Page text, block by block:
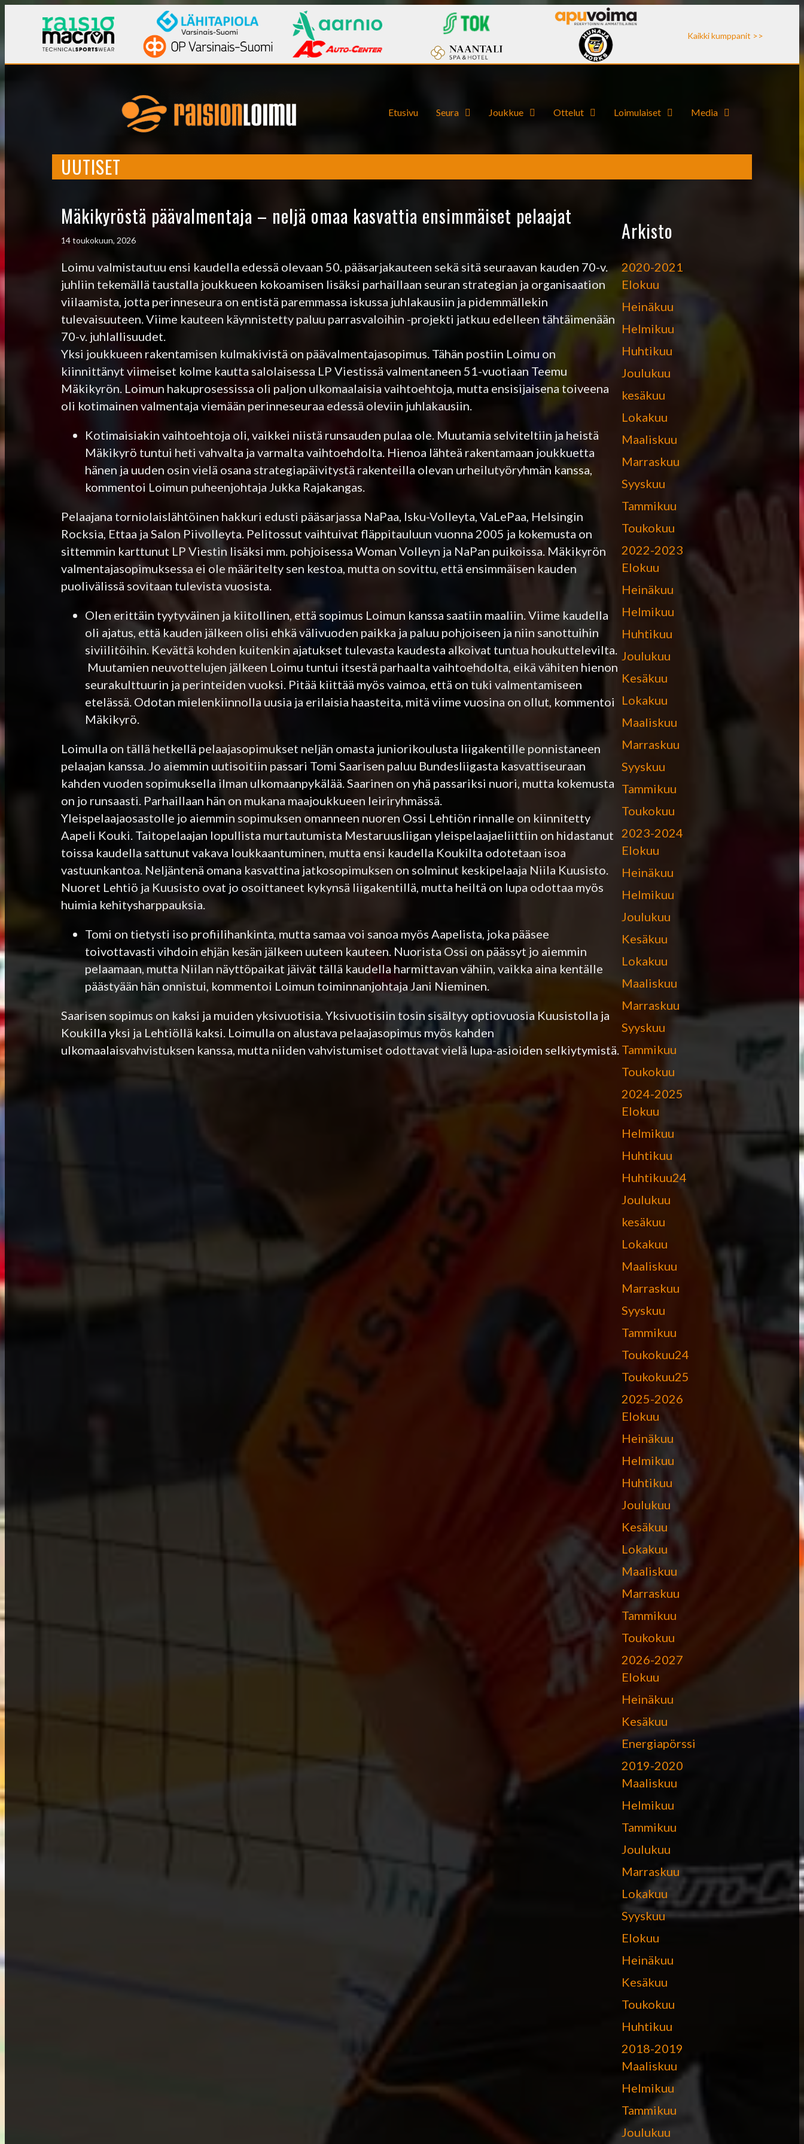
Kaikki kumppanit >>
Etusivu Seura Joukkue Ottelut Loimulaiset Media
UUTISET
Mäkikyröstä päävalmentaja – neljä omaa kasvattia ensimmäiset pelaajat
14 toukokuun, 2026
Loimu valmistautuu ensi kaudella edessä olevaan 50. pääsarjakauteen sekä sitä seuraavan kauden 70-v.
juhliin tekemällä taustalla joukkueen kokoamisen lisäksi parhaillaan seuran strategian ja organisaation
viilaamista, jotta perinneseura on entistä paremmassa iskussa juhlakausiin ja pidemmällekin
tulevaisuuteen. Viime kauteen käynnistetty paluu parrasvaloihin -projekti jatkuu edelleen tähtäimenään
70-v. juhlallisuudet.
Yksi joukkueen rakentamisen kulmakivistä on päävalmentajasopimus. Tähän postiin Loimu on
kiinnittänyt viimeiset kolme kautta salolaisessa LP Viestissä valmentaneen 51-vuotiaan Teemu
Mäkikyrön. Loimun hakuprosessissa oli paljon ulkomaalaisia vaihtoehtoja, mutta ensisijaisena toiveena
oli kotimainen valmentaja viemään perinneseuraa edessä oleviin juhlakausiin.
Kotimaisiakin vaihtoehtoja oli, vaikkei niistä runsauden pulaa ole. Muutamia selviteltiin ja heistä
Mäkikyrö tuntui heti vahvalta ja varmalta vaihtoehdolta. Hienoa lähteä rakentamaan joukkuetta
hänen ja uuden osin vielä osana strategiapäivitystä rakenteilla olevan urheilutyöryhmän kanssa,
kommentoi Loimun puheenjohtaja Jukka Rajakangas.
Pelaajana torniolaislähtöinen hakkuri edusti pääsarjassa NaPaa, Isku-Volleyta, VaLePaa, Helsingin
Rocksia, Ettaa ja Salon Piivolleyta. Pelitossut vaihtuivat fläppitauluun vuonna 2005 ja kokemusta on
sittemmin karttunut LP Viestin lisäksi mm. pohjoisessa Woman Volleyn ja NaPan puikoissa. Mäkikyrön
valmentajasopimuksessa ei ole määritelty sen kestoa, mutta on sovittu, että ensimmäisen kauden
puolivälissä sovitaan tulevista vuosista.
Olen erittäin tyytyväinen ja kiitollinen, että sopimus Loimun kanssa saatiin maaliin. Viime kaudella
oli ajatus, että kauden jälkeen olisi ehkä välivuoden paikka ja paluu pohjoiseen ja niin sanottuihin
siviilitöihin. Kevättä kohden kuitenkin ajatukset tulevasta kaudesta alkoivat tuntua houkuttelevilta.
Muutamien neuvottelujen jälkeen Loimu tuntui itsestä parhaalta vaihtoehdolta, eikä vähiten hienon
seurakulttuurin ja perinteiden vuoksi. Pitää kiittää myös vaimoa, että on tuki valmentamiseen
etelässä. Odotan mielenkiinnolla uusia ja erilaisia haasteita, mitä viime vuosina on ollut, kommentoi
Mäkikyrö.
Loimulla on tällä hetkellä pelaajasopimukset neljän omasta juniorikoulusta liigakentille ponnistaneen
pelaajan kanssa. Jo aiemmin uutisoitiin passari Tomi Saarisen paluu Bundesliigasta kasvattiseuraan
kahden vuoden sopimuksella ilman ulkomaanpykälää. Saarinen on yhä passariksi nuori, mutta kokemusta
on jo runsaasti. Parhaillaan hän on mukana maajoukkueen leiriryhmässä.
Yleispelaajaosastolle jo aiemmin sopimuksen omanneen nuoren Ossi Lehtiön rinnalle on kiinnitetty
Aapeli Kouki. Taitopelaajan lopullista murtautumista Mestaruusliigan yleispelaajaeliittiin on hidastanut
toissa kaudella sattunut vakava loukkaantuminen, mutta ensi kaudella Koukilta odotetaan isoa
vastuunkantoa. Neljäntenä omana kasvattina jatkosopimuksen on solminut keskipelaaja Niila Kuusisto.
Nuoret Lehtiö ja Kuusisto ovat jo osoittaneet kykynsä liigakentillä, mutta heiltä on lupa odottaa myös
huimia kehitysharppauksia.
Tomi on tietysti iso profiilihankinta, mutta samaa voi sanoa myös Aapelista, joka pääsee
toivottavasti vihdoin ehjän kesän jälkeen uuteen kauteen. Nuorista Ossi on päässyt jo aiemmin
pelaamaan, mutta Niilan näyttöpaikat jäivät tällä kaudella harmittavan vähiin, vaikka aina kentälle
päästyään hän onnistui, kommentoi Loimun toiminnanjohtaja Jani Nieminen.
Saarisen sopimus on kaksi ja muiden yksivuotisia. Yksivuotisiin tosin sisältyy optiovuosia Kuusistolla ja
Koukilla yksi ja Lehtiöllä kaksi. Loimulla on alustava pelaajasopimus myös kahden
ulkomaalaisvahvistuksen kanssa, mutta niiden vahvistumiset odottavat vielä lupa-asioiden selkiytymistä.
Arkisto
2020-2021
Elokuu
Heinäkuu
Helmikuu
Huhtikuu
Joulukuu
kesäkuu
Lokakuu
Maaliskuu
Marraskuu
Syyskuu
Tammikuu
Toukokuu
2022-2023
Elokuu
Heinäkuu
Helmikuu
Huhtikuu
Joulukuu
Kesäkuu
Lokakuu
Maaliskuu
Marraskuu
Syyskuu
Tammikuu
Toukokuu
2023-2024
Elokuu
Heinäkuu
Helmikuu
Joulukuu
Kesäkuu
Lokakuu
Maaliskuu
Marraskuu
Syyskuu
Tammikuu
Toukokuu
2024-2025
Elokuu
Helmikuu
Huhtikuu
Huhtikuu24
Joulukuu
kesäkuu
Lokakuu
Maaliskuu
Marraskuu
Syyskuu
Tammikuu
Toukokuu24
Toukokuu25
2025-2026
Elokuu
Heinäkuu
Helmikuu
Huhtikuu
Joulukuu
Kesäkuu
Lokakuu
Maaliskuu
Marraskuu
Tammikuu
Toukokuu
2026-2027
Elokuu
Heinäkuu
Kesäkuu
Energiapörssi
2019-2020
Maaliskuu
Helmikuu
Tammikuu
Joulukuu
Marraskuu
Lokakuu
Syyskuu
Elokuu
Heinäkuu
Kesäkuu
Toukokuu
Huhtikuu
2018-2019
Maaliskuu
Helmikuu
Tammikuu
Joulukuu